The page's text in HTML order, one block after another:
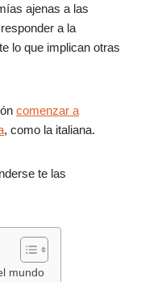
ajenas a las
a la
lo que implican otras
comenzar a
, como la italiana.
te las
mundo